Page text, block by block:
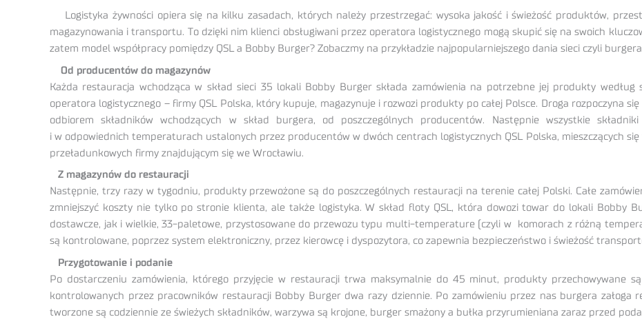
Logistyka żywności opiera się na kilku zasadach, których należy przestrzegać: wysoka jakość i świeżość produktów,
magazynowania i transportu. To dzięki nim klienci obsługiwani przez operatora logistycznego mogą skupić się na swoich
zatem model współpracy pomiędzy QSL a Bobby Burger? Zobaczmy na przykładzie najpopularniejszego dania sieci czyli
Od producentów do magazynów
Każda restauracja wchodząca w skład sieci 35 lokali Bobby Burger składa zamówienia na potrzebne jej produkty według
operatora logistycznego – firmy QSL Polska, który kupuje, magazynuje i rozwozi produkty po całej Polsce. Droga rozpoczyna
odbiorem składników wchodzących w skład burgera, od poszczególnych producentów. Następnie wszystkie
i w odpowiednich temperaturach ustalonych przez producentów w dwóch centrach logistycznych QSL Polska, mieszczących
przeładunkowych firmy znajdującym się we Wrocławiu.
Z magazynów do restauracji
Następnie, trzy razy w tygodniu, produkty przewożone są do poszczególnych restauracji na terenie całej Polski. Całe
zmniejszyć koszty nie tylko po stronie klienta, ale także logistyka. W skład floty QSL, która dowozi towar do lokali Bobby
dostawcze, jak i wielkie, 33-paletowe, przystosowane do przewozu typu multi-temperature (czyli w komorach z różną
są kontrolowane, poprzez system elektroniczny, przez kierowcę i dyspozytora, co zapewnia bezpieczeństwo i świeżość
Przygotowanie i podanie
Po dostarczeniu zamówienia, którego przyjęcie w restauracji trwa maksymalnie do 45 minut, produkty przechowywane
kontrolowanych przez pracowników restauracji Bobby Burger dwa razy dziennie. Po zamówieniu przez nas burgera załoga
tworzone są codziennie ze świeżych składników, warzywa są krojone, burger smażony a bułka przyrumieniana zaraz przed